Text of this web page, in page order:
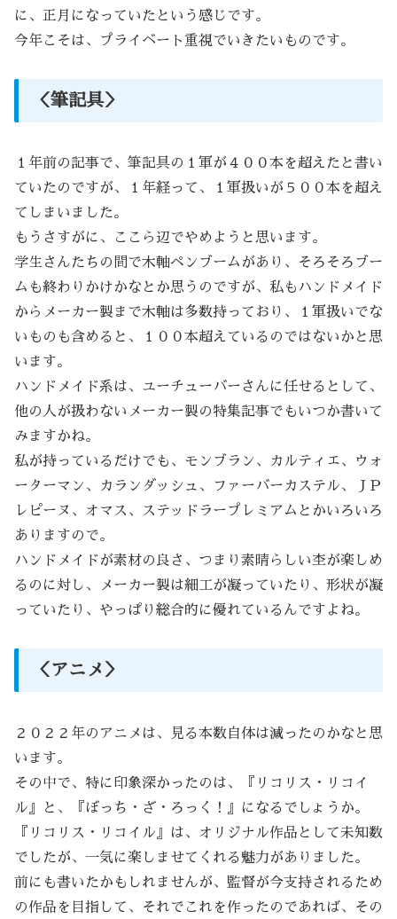
に、正月になっていたという感じです。
今年こそは、プライベート重視でいきたいものです。
＜筆記具＞
１年前の記事で、筆記具の１軍が４００本を超えたと書い
ていたのですが、１年経って、１軍扱いが５００本を超え
てしまいました。
もうさすがに、ここら辺でやめようと思います。
学生さんたちの間で木軸ペンブームがあり、そろそろブー
ムも終わりかけかなとか思うのですが、私もハンドメイド
からメーカー製まで木軸は多数持っており、１軍扱いでな
いものも含めると、１００本超えているのではないかと思
います。
ハンドメイド系は、ユーチューバーさんに任せるとして、
他の人が扱わないメーカー製の特集記事でもいつか書いて
みますかね。
私が持っているだけでも、モンブラン、カルティエ、ウォ
ーターマン、カランダッシュ、ファーバーカステル、ＪＰ
レピーヌ、オマス、ステッドラープレミアムとかいろいろ
ありますので。
ハンドメイドが素材の良さ、つまり素晴らしい杢が楽しめ
るのに対し、メーカー製は細工が凝っていたり、形状が凝
っていたり、やっぱり総合的に優れているんですよね。
＜アニメ＞
２０２２年のアニメは、見る本数自体は減ったのかなと思
います。
その中で、特に印象深かったのは、『リコリス・リコイ
ル』と、『ぼっち・ざ・ろっく！』になるでしょうか。
『リコリス・リコイル』は、オリジナル作品として未知数
でしたが、一気に楽しませてくれる魅力がありました。
前にも書いたかもしれませんが、監督が今支持されるため
の作品を目指して、それでこれを作ったのであれば、その